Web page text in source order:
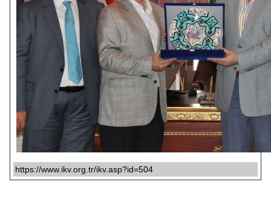
https://www.ikv.org.tr/ikv.asp?id=504